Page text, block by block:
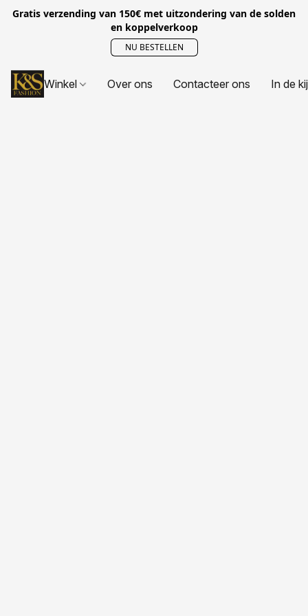
Gratis verzending van 150€ met uitzondering van de solden
en koppelverkoop
NU BESTELLEN
Winkel Over ons Contacteer ons In de